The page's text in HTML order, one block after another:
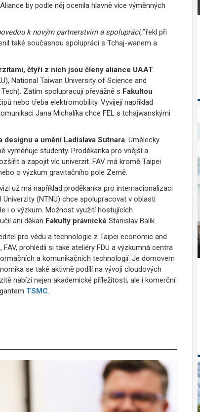
Aliance by podle něj ocenila hlavně více výměnných
k novým partnerstvím a spolupráci,“řekl při
také současnou spolupráci s Tchaj-wanem a
čtyři z nich jsou členy aliance UAAT
National Taiwan University of Science and
Zatím spolupracují převážně s Fakultou
nebo třeba elektromobility. Vyvíjejí například
Jana Michalíka chce FEL s tchajwanskými
designu a umění Ladislava Sutnara . Umělecky
vyměňuje studenty. Proděkanka pro vnější a
a zapojit víc univerzit. FAV má kromě Taipei
o výzkum gravitačního pole Země.
už má například proděkanka pro internacionalizaci
(NTNU) chce spolupracovat v oblasti
i o výzkum. Možnost využití hostujících
ani děkan Fakulty právnické Stanislav Balík.
pro vědu a technologie z Taipei economic and
prohlédli si také ateliéry FDU a výzkumná centra
a komunikačních technologií. Je domovem
se také aktivně podílí na vývoji cloudových
nabízí nejen akademické příležitosti, ale i komerční.
TSMC